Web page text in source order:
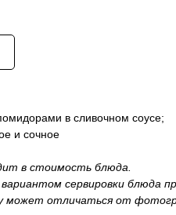
в сливочном соусе;
и сочное
в стоимость блюда.
сервировки блюда
может отличаться от